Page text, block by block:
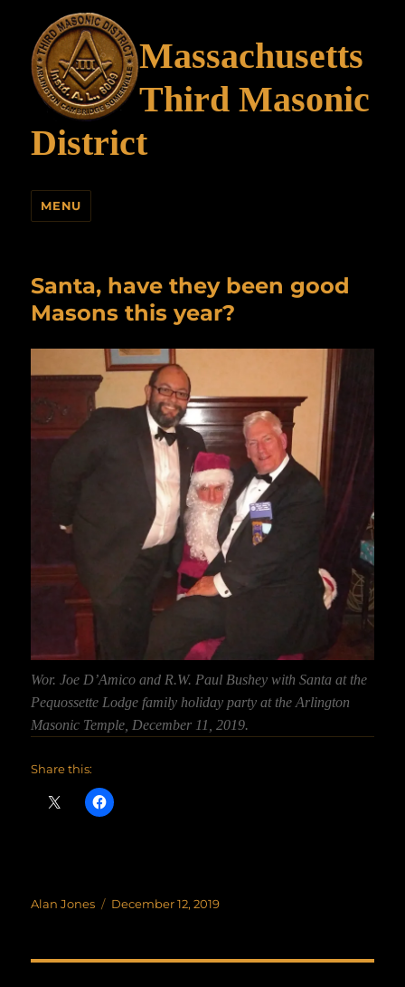
Massachusetts
Third Masonic
District
MENU
Santa, have they been good
Masons this year?
Wor. Joe D’Amico and R.W. Paul Bushey with Santa at the
Pequossette Lodge family holiday party at the Arlington
Masonic Temple, December 11, 2019.
Share this:
Author
Alan Jones
Posted
December 12, 2019